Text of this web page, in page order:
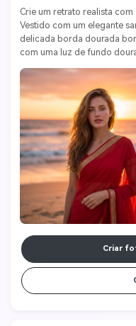
Crie um retrato realista
Vestido com um elegante
delicada borda dourada
com uma luz de fundo
EOS 5D Mark IV, lente de
cinematográfico, sonhador
Criar